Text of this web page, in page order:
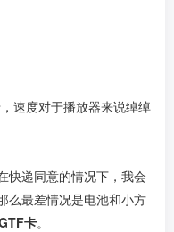
速度对于播放器来说绰绰
快递同意的情况下，我会
么最差情况是电池和小方
卡。